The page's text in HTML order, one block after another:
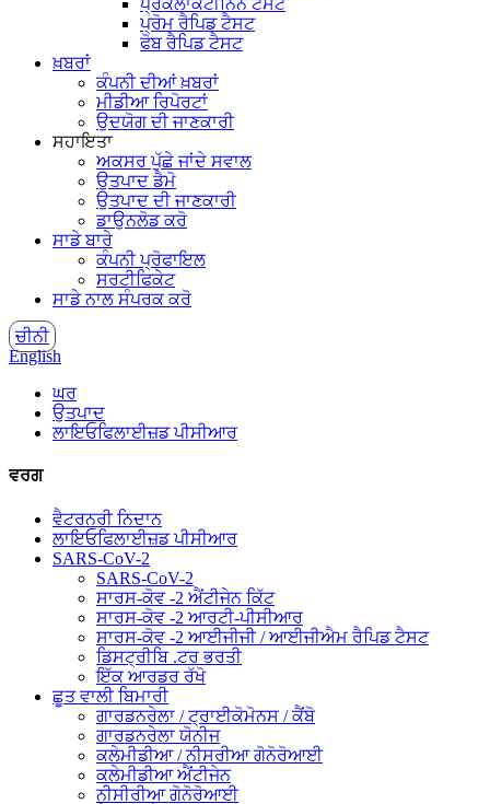
ਪ੍ਰੋਕੈਲਾਕਟੀਨਿਨ ਟੈਸਟ
ਪ੍ਰੋਮ ਰੈਪਿਡ ਟੈਸਟ
ਫੋਬ ਰੈਪਿਡ ਟੈਸਟ
ਖ਼ਬਰਾਂ
ਕੰਪਨੀ ਦੀਆਂ ਖ਼ਬਰਾਂ
ਮੀਡੀਆ ਰਿਪੋਰਟਾਂ
ਉਦਯੋਗ ਦੀ ਜਾਣਕਾਰੀ
ਸਹਾਇਤਾ
ਅਕਸਰ ਪੁੱਛੇ ਜਾਂਦੇ ਸਵਾਲ
ਉਤਪਾਦ ਡੈਮੋ
ਉਤਪਾਦ ਦੀ ਜਾਣਕਾਰੀ
ਡਾਉਨਲੋਡ ਕਰੋ
ਸਾਡੇ ਬਾਰੇ
ਕੰਪਨੀ ਪ੍ਰੋਫਾਇਲ
ਸਰਟੀਫਿਕੇਟ
ਸਾਡੇ ਨਾਲ ਸੰਪਰਕ ਕਰੋ
ਚੀਨੀ
English
ਘਰ
ਉਤਪਾਦ
ਲਾਇਓਫਿਲਾਈਜ਼ਡ ਪੀਸੀਆਰ
ਵਰਗ
ਵੈਟਰਨਰੀ ਨਿਦਾਨ
ਲਾਇਓਫਿਲਾਈਜ਼ਡ ਪੀਸੀਆਰ
SARS-CoV-2
SARS-CoV-2
ਸਾਰਸ-ਕੋਵ -2 ਐਂਟੀਜੇਨ ਕਿੱਟ
ਸਾਰਸ-ਕੋਵ -2 ਆਰਟੀ-ਪੀਸੀਆਰ
ਸਾਰਸ-ਕੋਵ -2 ਆਈਜੀਜੀ / ਆਈਜੀਐਮ ਰੈਪਿਡ ਟੈਸਟ
ਡਿਸਟ੍ਰੀਬਿ .ਟਰ ਭਰਤੀ
ਇੱਕ ਆਰਡਰ ਰੱਖੋ
ਛੂਤ ਵਾਲੀ ਬਿਮਾਰੀ
ਗਾਰਡਨਰੇਲਾ / ਟ੍ਰਾਈਕੋਮੋਨਸ / ਕੈਂਬੋ
ਗਾਰਡਨਰੇਲਾ ਯੋਨੀਜ
ਕਲੇਮੀਡੀਆ / ਨੀਸਰੀਆ ਗੋਨੋਰੋਆਈ
ਕਲੇਮੀਡੀਆ ਐਂਟੀਜੇਨ
ਨੀਸੀਰੀਆ ਗੋਨੋਰੋਆਈ